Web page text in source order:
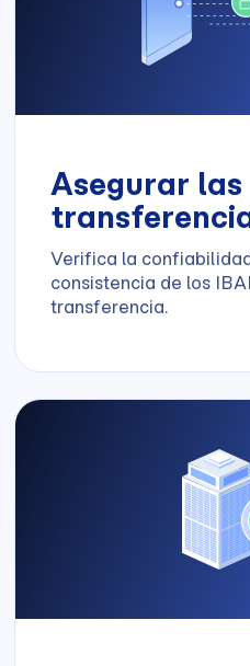
Asegurar las
Verifica la
consistencia de los
transferencia.